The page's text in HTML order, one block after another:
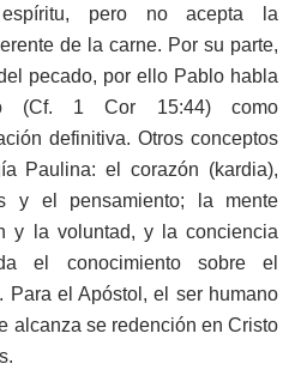
pero no acepta la
de la carne. Por su parte,
pecado, por ello Pablo habla
(Cf. 1 Cor 15:44) como
definitiva. Otros conceptos
Paulina: el corazón (kardia),
y el pensamiento; la mente
y la voluntad, y la conciencia
el conocimiento sobre el
Para el Apóstol, el ser humano
alcanza se redención en Cristo